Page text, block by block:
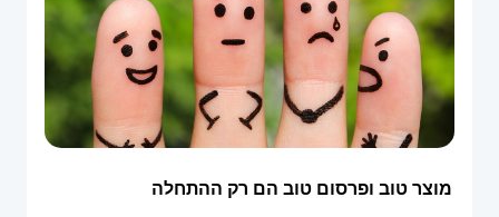
מוצר טוב ופרסום טוב הם רק ההתחלה